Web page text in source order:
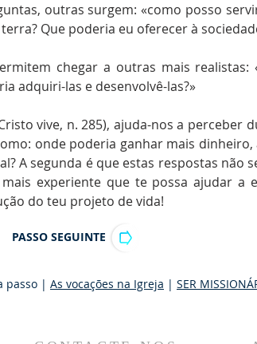
outras surgem: «como posso
Que poderia eu oferecer à
chegar a outras mais realistas:
adquiri-las e desenvolvê-las?»
vive, n. 285), ajuda-nos a perceber
onde poderia ganhar mais
A segunda é que estas respostas não
experiente que te possa ajudar a
do teu projeto de vida!
PASSO SEGUINTE
passo | As vocações na Igreja | SER